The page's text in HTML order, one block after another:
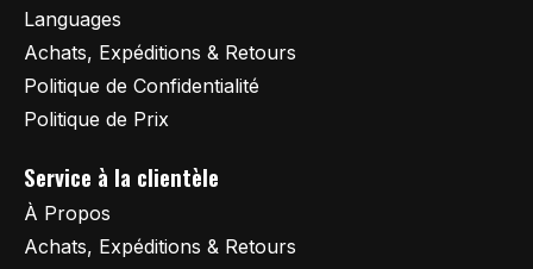
Languages
Achats, Expéditions & Retours
Politique de Confidentialité
Politique de Prix
Service à la clientèle
À Propos
Achats, Expéditions & Retours